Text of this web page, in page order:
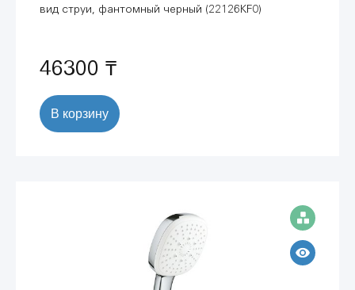
вид струи, фантомный черный (22126KF0)
46300 ₸
В корзину